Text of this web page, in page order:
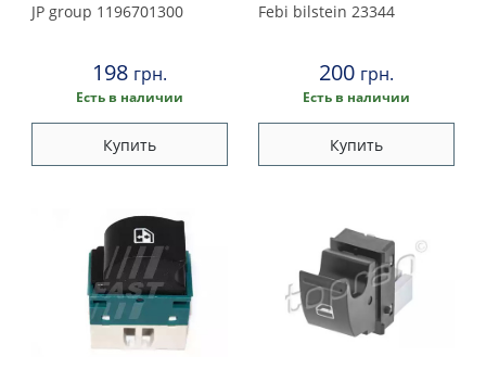
Toyota
Volkswagen
JP group 1196701300
198 грн.
Есть в наличии
Купить
Febi bilstein 23344
200 грн.
Есть в наличии
Купить